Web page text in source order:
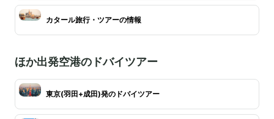
カタール旅行・ツアーの情報
ほか出発空港のドバイツアー
東京(羽田+成田)発のドバイツアー